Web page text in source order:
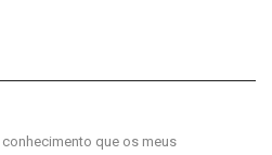
que os meus